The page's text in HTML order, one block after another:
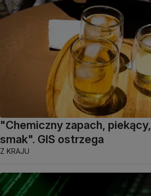
"Chemiczny zapach,
smak". GIS ostrzega
Z KRAJU